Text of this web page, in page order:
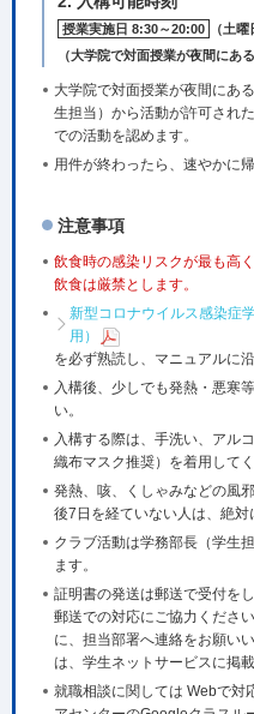
授業実施日 8:30～20:00
（土
（大学院で対面授業が夜間にあ
大学院で対面授業が夜間にあ
⽣担当）から活動が許可され
での活動を認めます。
用件が終わったら、速やかに
注意事項
飲食時の感染リスクが最も高
飲食は厳禁とします。
新型コロナウイルス感染症
用）
を必ず熟読し、マニュアルに
入構後、少しでも発熱・悪寒
い。
入構する際は、手洗い、アル
織布マスク推奨）を着用してく
発熱、咳、くしゃみなどの風
後7日を経ていない人は、絶対
クラブ活動は学務部長（学生
ます。
証明書の発送は郵送で受付を
郵送での対応にご協力くださ
に、担当部署へ連絡をお願い
は、学生ネットサービスに掲
就職相談に関しては Webで対